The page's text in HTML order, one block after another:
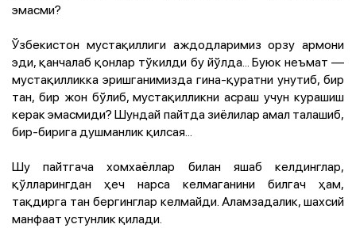
эмасми?
Ўзбекистон мустақиллиги аждодларимиз орзу армони
эди, қанчалаб қонлар тўкилди бу йўлда... Буюк неъмат —
мустақилликка эришганимизда гина-қуратни унутиб, бир
тан, бир жон бўлиб, мустақилликни асраш учун курашиш
керак эмасмиди? Шундай пайтда зиёлилар амал талашиб,
бир-бирига душманлик қилсая...
Шу пайтгача хомхаёллар билан яшаб келдинглар,
қўлларингдан ҳеч нарса келмаганини билгач ҳам,
тақдирга тан бергинглар келмайди. Аламзадалик, шахсий
манфаат устунлик қилади.